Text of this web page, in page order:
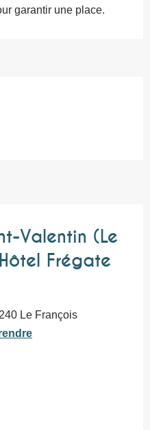
garantir une place.
Valentin (Le
Frégate
Le François